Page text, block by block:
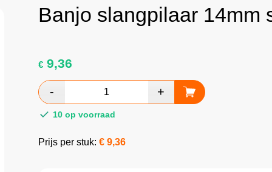
Banjo slangpilaar 14mm
€9,36
10 op voorraad
Prijs per stuk: € 9,36